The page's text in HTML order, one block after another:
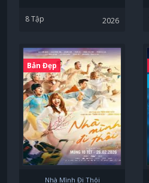
8 Tập 2026
Bản Đẹp
Nhà Mình Đi Thôi